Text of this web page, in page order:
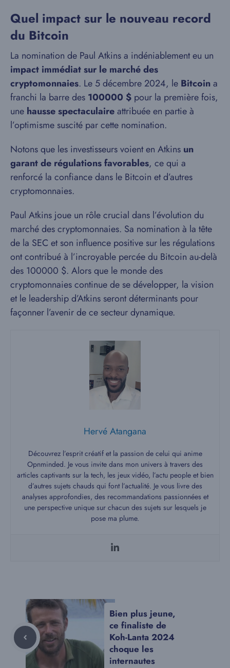
Quel impact sur le nouveau record
du Bitcoin
La nomination de Paul Atkins a indéniablement eu un
impact immédiat sur le marché des
cryptomonnaies. Le 5 décembre 2024, le Bitcoina
franchi la barre des 100000 $ pour la première fois,
une hausse spectaculaireattribuée en partie à
l’optimisme suscité par cette nomination.
Notons que les investisseurs voient en Atkins un
garant de régulations favorables, ce qui a
renforcé la confiance dans le Bitcoin et d’autres
cryptomonnaies.
Paul Atkins joue un rôle crucial dans l’évolution du
marché des cryptomonnaies. Sa nomination à la tête
de la SEC et son influence positive sur les régulations
ont contribué à l’incroyable percée du Bitcoin au-delà
des 100000 $. Alors que le monde des
cryptomonnaies continue de se développer, la vision
et le leadership d’Atkins seront déterminants pour
façonner l’avenir de ce secteur dynamique.
Hervé Atangana
Découvrez l’esprit créatif et la passion de celui qui anime
Opnminded. Je vous invite dans mon univers à travers des
articles captivants sur la tech, les jeux vidéo, l’actu people et bien
d’autres sujets chauds qui font l’actualité. Je vous livre des
analyses approfondies, des recommandations passionnées et
une perspective unique sur chacun des sujets sur lesquels je
pose ma plume.
Bien plus jeune,
ce finaliste de
Koh-Lanta 2024
choque les
internautes